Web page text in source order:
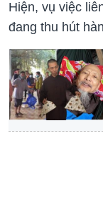
Hiện, vụ việc
đang thu hút